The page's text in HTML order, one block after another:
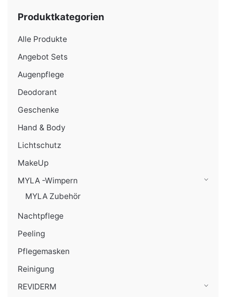
Produktkategorien
Alle Produkte
Angebot Sets
Augenpflege
Deodorant
Geschenke
Hand & Body
Lichtschutz
MakeUp
MYLA -Wimpern
MYLA Zubehör
Nachtpflege
Peeling
Pflegemasken
Reinigung
REVIDERM